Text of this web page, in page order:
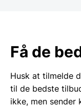
Få de
Husk at tilmelde
til de bedste
ikke, men sender